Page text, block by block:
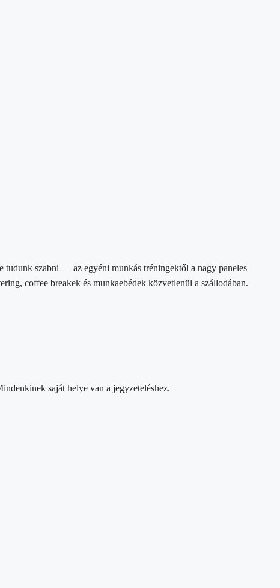
tudunk szabni — az egyéni munkás tréningektől a nagy paneles
coffee breakek és munkaebédek közvetlenül a szállodában.
saját helye van a jegyzeteléshez.